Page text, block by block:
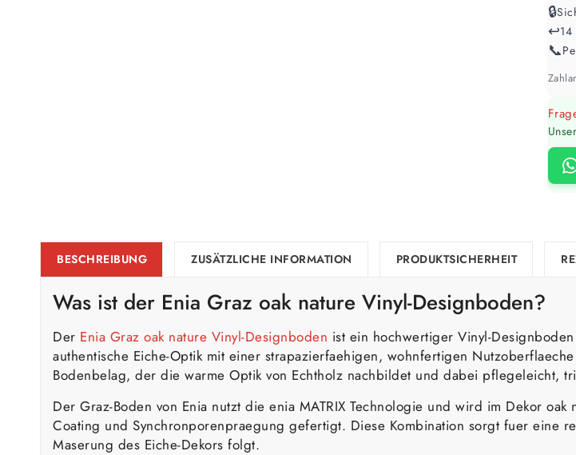
🔒
↩️14
📞
BESCHREIBUNG ZUSÄTZLICHE INFORMATION PRODUKTSICHERHEIT
Was ist der Enia Graz oak nature Vinyl-Designboden?
Der Enia Graz oak nature Vinyl-Designboden ist ein hochwertiger Vinyl-
authentische Eiche-Optik mit einer strapazierfaehigen, wohnfertigen
Bodenbelag, der die warme Optik von Echtholz nachbildet und dabei pflegeleicht,
Der Graz-Boden von Enia nutzt die enia MATRIX Technologie und wird im Dekor
Coating und Synchronporenpraegung gefertigt. Diese Kombination sorgt fuer eine
Maserung des Eiche-Dekors folgt.